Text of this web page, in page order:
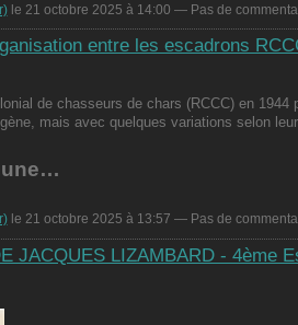
le 21 octobre 2025 à 14:00 — Pas de
entre les escadrons
de chasseurs de chars (RCCC) en 1944
mais avec quelques variations selon
le 21 octobre 2025 à 13:57 — Pas de
JACQUES LIZAMBARD - 4ème